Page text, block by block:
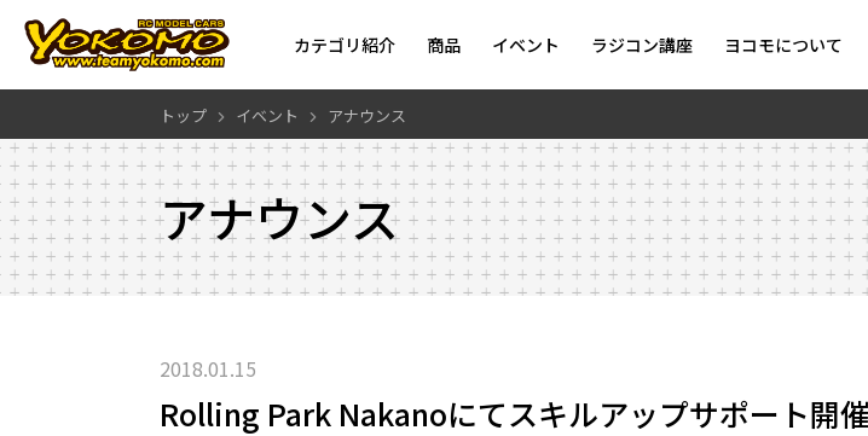
カテゴリ紹介 商品 イベント ラジコン講座 ヨコモについて
トップ イベント アナウンス
アナウンス
2018.01.15
Rolling Park Nakanoにてスキルアップサポート開催